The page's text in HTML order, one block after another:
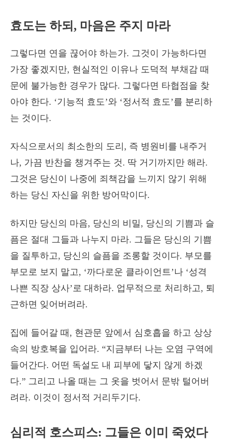
효도는 하되, 마음은 주지 마라
그렇다면 연을 끊어야 하는가. 그것이 가능하다면
가장 좋겠지만, 현실적인 이유나 도덕적 부채감 때
문에 불가능한 경우가 많다. 그렇다면 타협점을 찾
아야 한다. ‘기능적 효도’와 ‘정서적 효도’를 분리하
는 것이다.
자식으로서의 최소한의 도리, 즉 병원비를 내주거
나, 가끔 반찬을 챙겨주는 것. 딱 거기까지만 해라.
그것은 당신이 나중에 죄책감을 느끼지 않기 위해
하는 당신 자신을 위한 방어막이다.
하지만 당신의 마음, 당신의 비밀, 당신의 기쁨과 슬
픔은 절대 그들과 나누지 마라. 그들은 당신의 기쁨
을 질투하고, 당신의 슬픔을 조롱할 것이다. 부모를
부모로 보지 말고, ‘까다로운 클라이언트’나 ‘성격
나쁜 직장 상사’로 대하라. 업무적으로 처리하고, 퇴
근하면 잊어버려라.
집에 들어갈 때, 현관문 앞에서 심호흡을 하고 상상
속의 방호복을 입어라. “지금부터 나는 오염 구역에
들어간다. 어떤 독설도 내 피부에 닿지 않게 하겠
다.” 그리고 나올 때는 그 옷을 벗어서 문밖 털어버
려라. 이것이 정서적 거리두기다.
심리적 호스피스: 그들은 이미 죽었다